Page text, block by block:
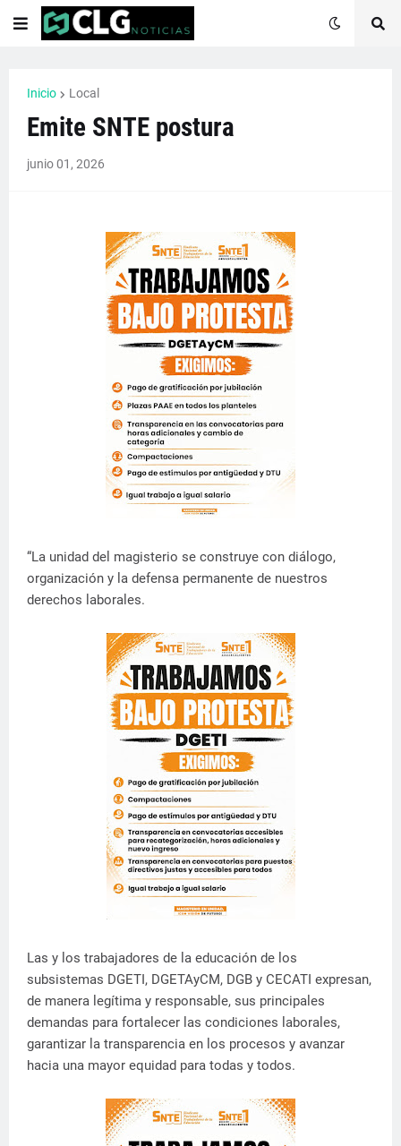
Inicio Local
Emite SNTE postura
junio 01, 2026
“La unidad del magisterio se construye con diálogo,
organización y la defensa permanente de nuestros
derechos laborales.
Las y los trabajadores de la educación de los
subsistemas DGETI, DGETAyCM, DGB y CECATI expresan,
de manera legítima y responsable, sus principales
demandas para fortalecer las condiciones laborales,
garantizar la transparencia en los procesos y avanzar
hacia una mayor equidad para todas y todos.